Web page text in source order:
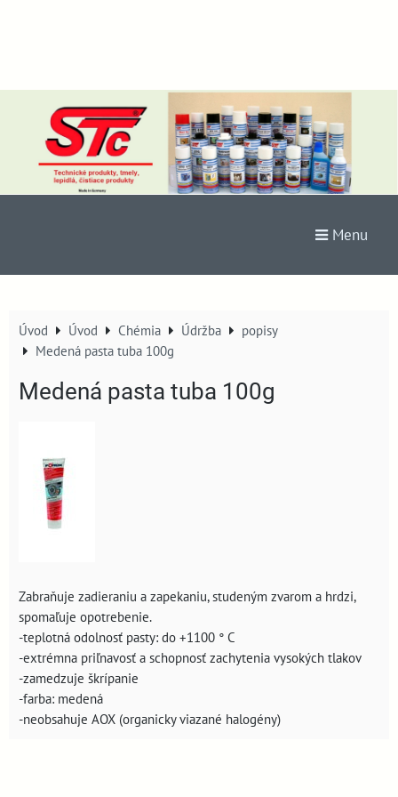
Menu
Úvod Úvod Chémia Údržba
popisy
Medená pasta tuba 100g
Medená pasta tuba 100g
Zabraňuje zadieraniu a zapekaniu, studeným zvarom a hrdzi,
spomaľuje opotrebenie.
-teplotná odolnosť pasty: do +1100 ° C
-extrémna priľnavosť a schopnosť zachytenia vysokých tlakov
-zamedzuje škrípanie
-farba: medená
-neobsahuje AOX (organicky viazané halogény)